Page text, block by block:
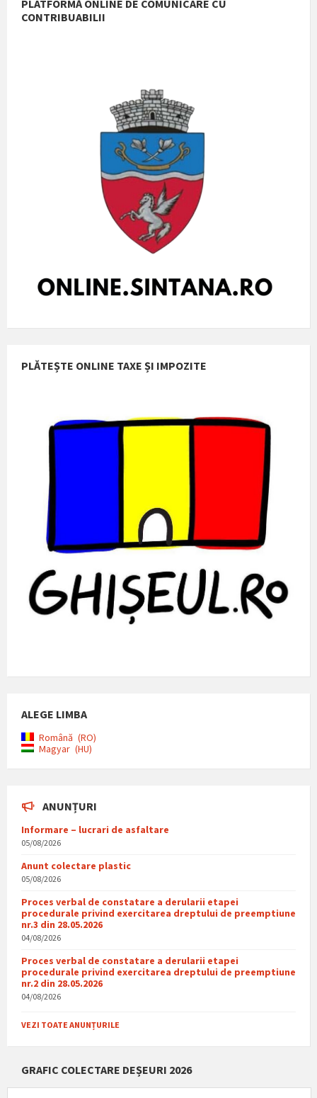
PLATFORMĂ ONLINE DE COMUNICARE CU
CONTRIBUABILII
PLĂTEȘTE ONLINE TAXE ȘI IMPOZITE
ALEGE LIMBA
Română
RO
Magyar
HU
ANUNȚURI
Informare – lucrari de asfaltare
05/08/2026
Anunt colectare plastic
05/08/2026
Proces verbal de constatare a derularii etapei
procedurale privind exercitarea dreptului de preemptiune
nr.3 din 28.05.2026
04/08/2026
Proces verbal de constatare a derularii etapei
procedurale privind exercitarea dreptului de preemptiune
nr.2 din 28.05.2026
04/08/2026
VEZI TOATE ANUNȚURILE
GRAFIC COLECTARE DEȘEURI 2026